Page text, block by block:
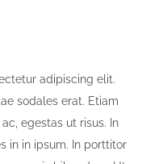
adipiscing elit.
sodales erat. Etiam
egestas ut risus. In
in in ipsum. In porttitor